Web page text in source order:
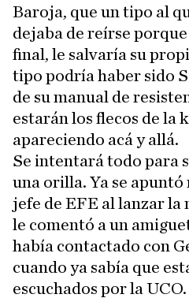
Baroja, que un tipo al
dejaba de reírse porque
final, le salvaría su
tipo podría haber sido
de su manual de
estarán los flecos de la
apareciendo acá y allá.
Se intentará todo para
una orilla. Ya se apuntó
jefe de EFE al lanzar la
le comentó a un
había contactado con
cuando ya sabía que
escuchados por la